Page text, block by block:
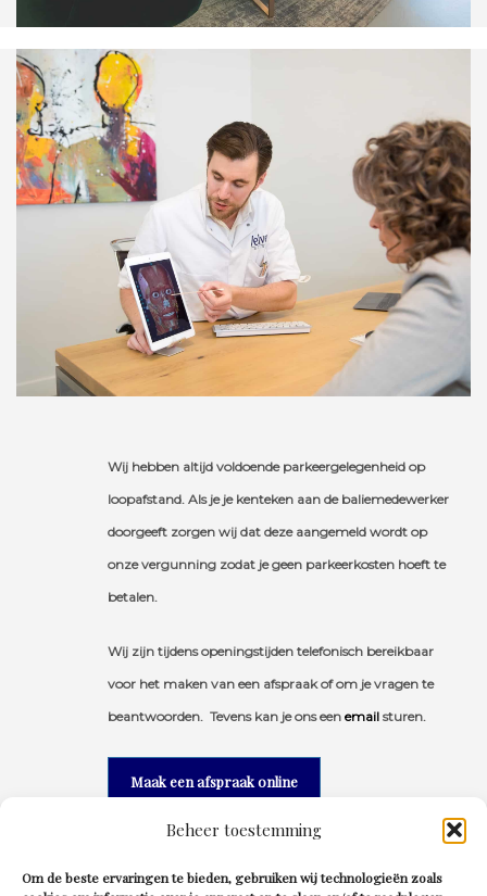
Beheer toestemming
Om de beste ervaringen te bieden, gebruiken wij technologieën zoals
Wij hebben altijd voldoende parkeergelegenheid op
loopafstand. Als je je kenteken aan de baliemedewerker
doorgeeft zorgen wij dat deze aangemeld wordt op
onze vergunning zodat je geen parkeerkosten hoeft te
betalen.
Wij zijn tijdens openingstijden telefonisch bereikbaar
voor het maken van een afspraak of om je vragen te
beantwoorden. Tevens kan je ons een emailsturen.
Maak een afspraak online